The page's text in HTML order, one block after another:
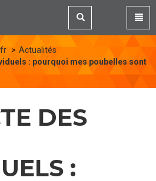
Actualités
: pourquoi mes poubelles sont
DES
: